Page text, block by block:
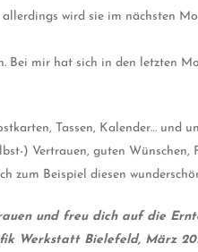
wird sie im nächsten
Bei mir hat sich in den letzten
Tassen, Kalender… und
) Vertrauen, guten Wünschen,
zum Beispiel diesen
und freu dich auf die
Werkstatt Bielefeld, März